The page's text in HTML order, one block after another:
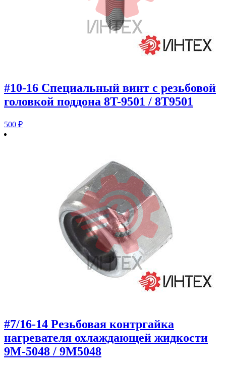
#10-16 Специальный винт с резьбовой
головкой поддона 8T-9501 / 8T9501
500 ₽
#7/16-14 Резьбовая контргайка
нагревателя охлаждающей жидкости
9M-5048 / 9M5048